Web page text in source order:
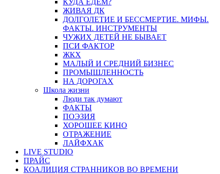
КУДА ЕДЕМ?
ЖИВАЯ ДК
ДОЛГОЛЕТИЕ И БЕССМЕРТИЕ. МИФЫ.
ФАКТЫ. ИНСТРУМЕНТЫ
ЧУЖИХ ДЕТЕЙ НЕ БЫВАЕТ
ПСИ ФАКТОР
ЖКХ
МАЛЫЙ И СРЕДНИЙ БИЗНЕС
ПРОМЫШЛЕННОСТЬ
НА ДОРОГАХ
Школа жизни
Люди так думают
ФАКТЫ
ПОЭЗИЯ
ХОРОШЕЕ КИНО
ОТРАЖЕНИЕ
ЛАЙФХАК
LIVE STUDIO
ПРАЙС
КОАЛИЦИЯ СТРАННИКОВ ВО ВРЕМЕНИ